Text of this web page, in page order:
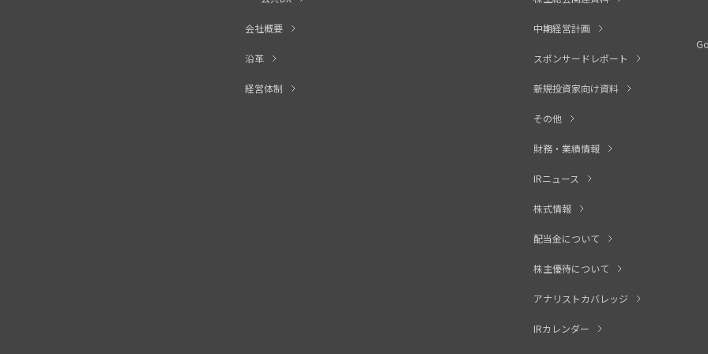
会社概要
沿革
経営体制
中期経営計画
スポンサードレポート
新規投資家向け資料
その他
財務・業績情報
IRニュース
株式情報
配当金について
株主優待について
アナリストカバレッジ
IRカレンダー